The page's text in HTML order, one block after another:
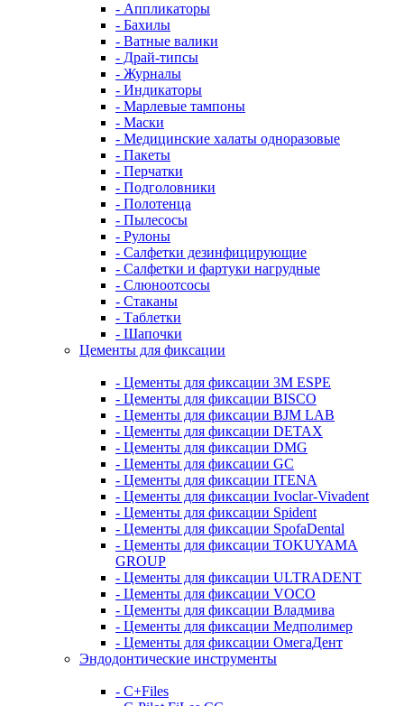
- Аппликаторы
- Бахилы
- Ватные валики
- Драй-типсы
- Журналы
- Индикаторы
- Марлевые тампоны
- Маски
- Медицинские халаты одноразовые
- Пакеты
- Перчатки
- Подголовники
- Полотенца
- Пылесосы
- Рулоны
- Салфетки дезинфицирующие
- Салфетки и фартуки нагрудные
- Слюноотсосы
- Стаканы
- Таблетки
- Шапочки
Цементы для фиксации
- Цементы для фиксации 3M ESPE
- Цементы для фиксации BISCO
- Цементы для фиксации BJM LAB
- Цементы для фиксации DETAX
- Цементы для фиксации DMG
- Цементы для фиксации GC
- Цементы для фиксации ITENA
- Цементы для фиксации Ivoclar-Vivadent
- Цементы для фиксации Spident
- Цементы для фиксации SpofaDental
- Цементы для фиксации TOKUYAMA
GROUP
- Цементы для фиксации ULTRADENT
- Цементы для фиксации VOCO
- Цементы для фиксации Владмива
- Цементы для фиксации Медполимер
- Цементы для фиксации ОмегаДент
Эндодонтические инструменты
- C+Files